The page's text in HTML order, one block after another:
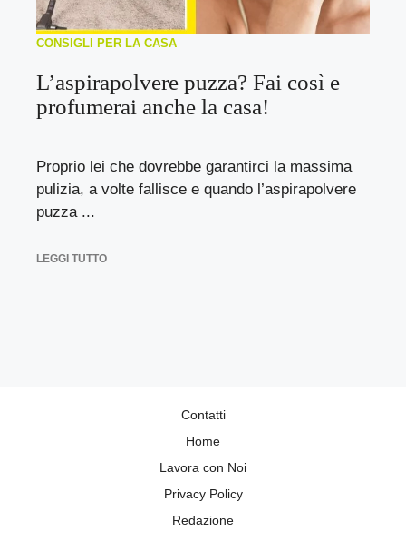
CONSIGLI PER LA CASA
L’aspirapolvere puzza? Fai così e
profumerai anche la casa!
Proprio lei che dovrebbe garantirci la massima
pulizia, a volte fallisce e quando l’aspirapolvere
puzza ...
LEGGI TUTTO
Contatti
Home
Lavora con Noi
Privacy Policy
Redazione